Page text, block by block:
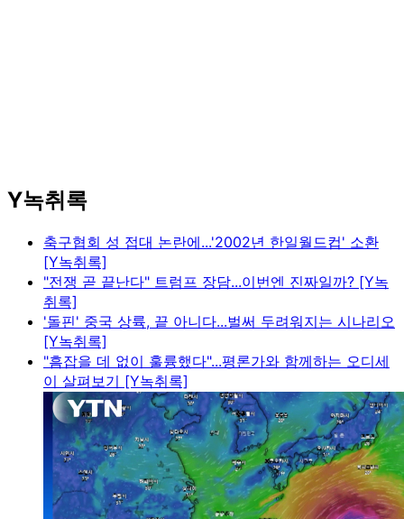
Y녹취록
축구협회 성 접대 논란에...'2002년 한일월드컵' 소환
[Y녹취록]
"전쟁 곧 끝난다" 트럼프 장담...이번엔 진짜일까? [Y녹
취록]
'돌핀' 중국 상륙, 끝 아니다...벌써 두려워지는 시나리오
[Y녹취록]
"흠잡을 데 없이 훌륭했다"...평론가와 함께하는 오디세
이 살펴보기 [Y녹취록]